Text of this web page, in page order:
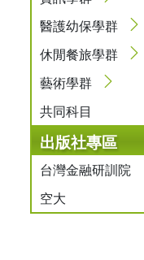
醫護幼保學群
休閒餐旅學群
藝術學群
共同科目
出版社專區
台灣金融研訓院
空大